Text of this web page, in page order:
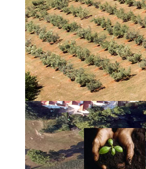
Izvještavanje po uredbi
Projekti Instituta
Dialogue4Tourism
REVIVE
WASTEREDUCE
MITOMED+
WINTERMED
CASTWATER
INHERIT
CONSUMLESS PLUS
IstraOILFest
ARHIVA PROJEKATA
IstraECOinclusive
Izdavačka djelatnost
Izbor u znanstvena zvanja